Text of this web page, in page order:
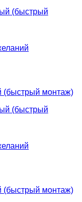
(быстрый монтаж)
(быстрый монтаж)